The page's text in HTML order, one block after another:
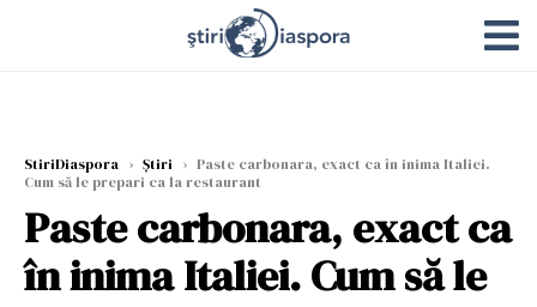
StiriDiaspora › Știri › Paste carbonara, exact ca în inima Italiei.
Cum să le prepari ca la restaurant
Paste carbonara, exact ca
în inima Italiei. Cum să le